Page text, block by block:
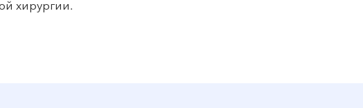
хирургии.